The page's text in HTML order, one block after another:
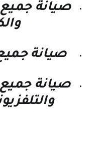
صيانة جميع
صيانة
صيانة جميع